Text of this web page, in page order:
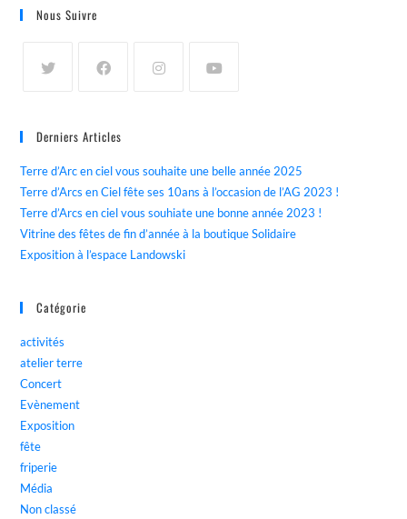
Nous Suivre
Derniers Articles
Terre d’Arc en ciel vous souhaite une belle année 2025
Terre d’Arcs en Ciel fête ses 10ans à l’occasion de l’AG 2023 !
Terre d’Arcs en ciel vous souhiate une bonne année 2023 !
Vitrine des fêtes de fin d’année à la boutique Solidaire
Exposition à l’espace Landowski
Catégorie
activités
atelier terre
Concert
Evènement
Exposition
fête
friperie
Média
Non classé